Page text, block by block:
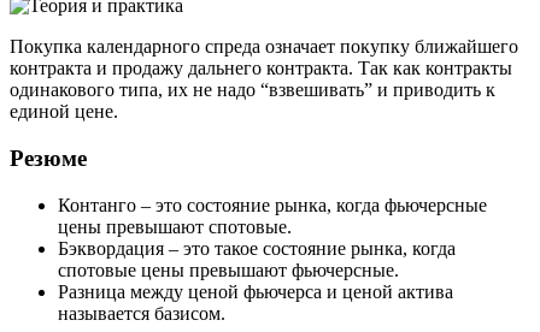
Покупка календарного спреда означает покупку ближайшего
контракта и продажу дальнего контракта. Так как контракты
одинакового типа, их не надо “взвешивать” и приводить к
единой цене.
Резюме
Контанго – это состояние рынка, когда фьючерсные
цены превышают спотовые.
Бэквордация – это такое состояние рынка, когда
спотовые цены превышают фьючерсные.
Разница между ценой фьючерса и ценой актива
называется базисом.